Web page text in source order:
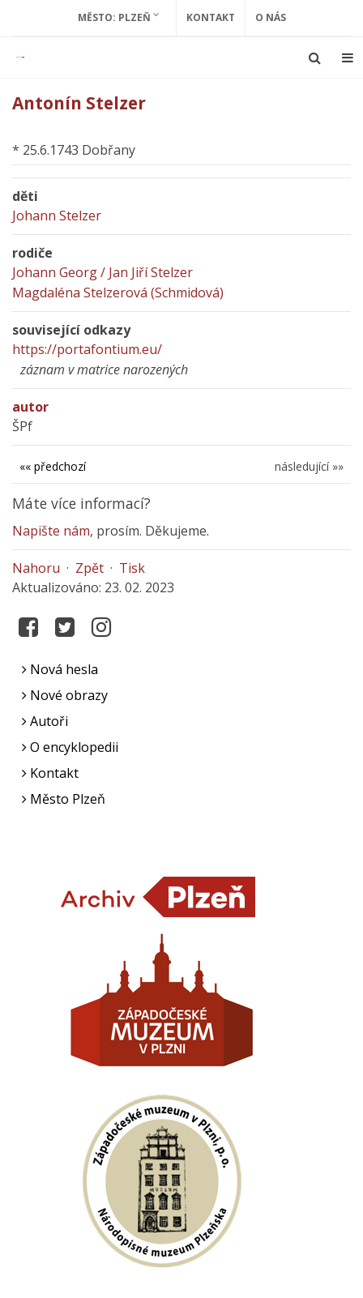
MĚSTO: PLZEŇ KONTAKT O NÁS
Antonín Stelzer
* 25.6.1743 Dobřany
děti
Johann Stelzer
rodiče
Johann Georg / Jan Jiří Stelzer
Magdaléna Stelzerová (Schmidová)
související odkazy
https://portafontium.eu/
záznam v matrice narozených
autor
ŠPf
následující »»
«« předchozí
Máte více informací?
Napište nám, prosím. Děkujeme.
Nahoru · Zpět · Tisk
Aktualizováno: 23. 02. 2023
Nová hesla
Nové obrazy
Autoři
O encyklopedii
Kontakt
Město Plzeň